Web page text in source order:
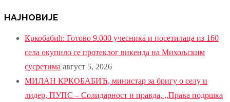
НАЈНОВИЈЕ
Кркобабић: Готово 9.000 учесника и посетилаца из 160
села окупило се протеклог викенда на Михољским
сусретима август 5, 2026
МИЛАН КРКОБАБИЋ, министар за бригу о селу и
лидер, ПУПС – Солидарност и правда, ,,Права подршка